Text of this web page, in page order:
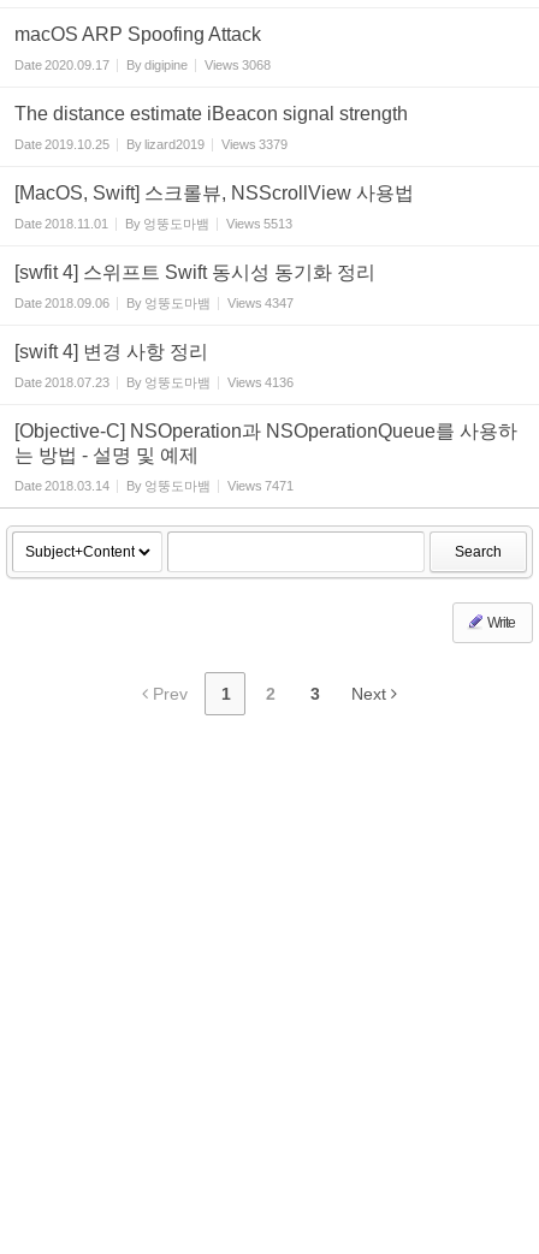
macOS ARP Spoofing Attack
Date2020.09.17 Bydigipine Views 3068
The distance estimate iBeacon signal strength
Date2019.10.25 Bylizard2019 Views 3379
[MacOS, Swift] 스크롤뷰, NSScrollView 사용법
Date2018.11.01 By 엉뚱도마뱀 Views 5513
[swfit 4] 스위프트 Swift 동시성 동기화 정리
Date2018.09.06 By 엉뚱도마뱀 Views 4347
[swift 4] 변경 사항 정리
Date2018.07.23 By 엉뚱도마뱀 Views 4136
[Objective-C] NSOperation과 NSOperationQueue를 사용하
는 방법 - 설명 및 예제
Date2018.03.14 By 엉뚱도마뱀 Views 7471
Search
Write
Prev 1 2 3 Next